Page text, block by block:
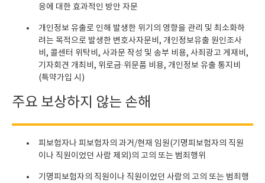
응에 대한 효과적인 방안 자문
개인정보 유출로 인해 발생한 위기의 영향을 관리 및 최소화하
려는 목적으로 발생한 변호사자문비, 개인정보유출 원인조사
비, 콜센터 위탁비, 사과문 작성 및 송부 비용, 사죄광고 게재비,
기자회견 개최비, 위로금∙위문품 비용, 개인정보 유출 통지비
(특약가입 시)
주요 보상하지 않는 손해
피보험자나 피보험자의 과거/현재 임원(기명피보험자의 직원
이나 직원이었던 사람 제외)의 고의 또는 범죄행위
기명피보험자의 직원이나 직원이었던 사람의 고의 또는 범죄행